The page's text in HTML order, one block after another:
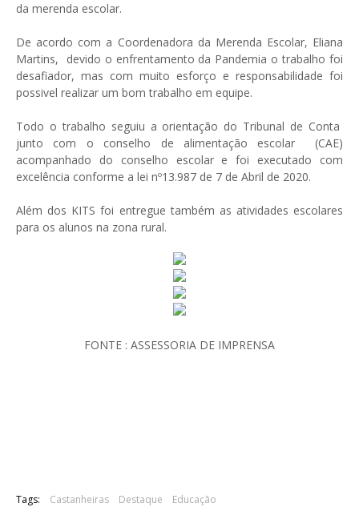
da merenda escolar.
De acordo com a Coordenadora da Merenda Escolar, Eliana
Martins, devido o enfrentamento da Pandemia o trabalho foi
desafiador, mas com muito esforço e responsabilidade foi
possivel realizar um bom trabalho em equipe.
Todo o trabalho seguiu a orientação do Tribunal de Conta
junto com o conselho de alimentação escolar (CAE)
acompanhado do conselho escolar e foi executado com
excelência conforme a lei nº13.987 de 7 de Abril de 2020.
Além dos KITS foi entregue também as atividades escolares
para os alunos na zona rural.
FONTE : ASSESSORIA DE IMPRENSA
Tags: Castanheiras Destaque Educação